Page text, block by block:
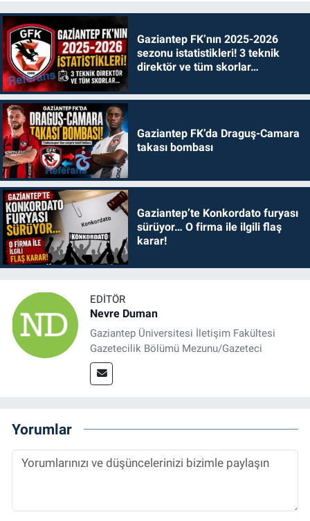
Gaziantep FK’nın 2025-2026
sezonu istatistikleri! 3 teknik
direktör ve tüm skorlar…
Gaziantep FK’da Draguş-Camara
takası bombası
Gaziantep’te Konkordato furyası
sürüyor… O firma ile ilgili flaş
karar!
EDITÖR
Nevre Duman
Gaziantep Üniversitesi İletişim Fakültesi
Gazetecilik Bölümü Mezunu/Gazeteci
Yorumlar